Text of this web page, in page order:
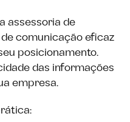
assessoria de
comunicação eficaz
posicionamento.
das informações
empresa.